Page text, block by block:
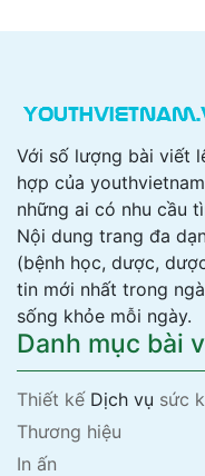
Với số lượng bài viết
hợp của
những ai có nhu cầu
Nội dung trang đa
(bệnh học, dược,
tin mới nhất trong
sống khỏe mỗi ngày.
Danh mục bài
Thiết kếDịch vụ sức
Thương hiệu
In ấn